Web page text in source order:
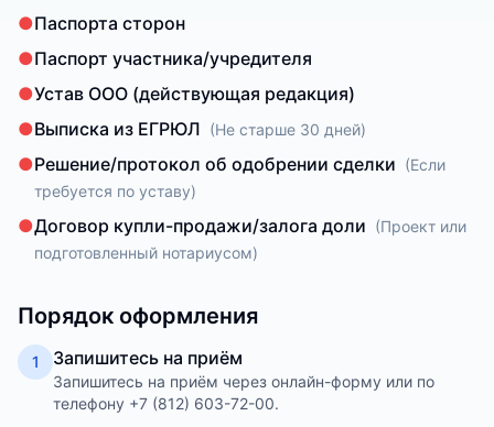
●Паспорта сторон
●Паспорт участника/учредителя
●Устав ООО (действующая редакция)
●Выписка из ЕГРЮЛ (Не старше 30 дней)
●Решение/протокол об одобрении сделки (Если
требуется по уставу)
●Договор купли-продажи/залога доли (Проект или
подготовленный нотариусом)
Порядок оформления
1 Запишитесь на приём
Запишитесь на приём через онлайн-форму или по
телефону +7 (812) 603-72-00.